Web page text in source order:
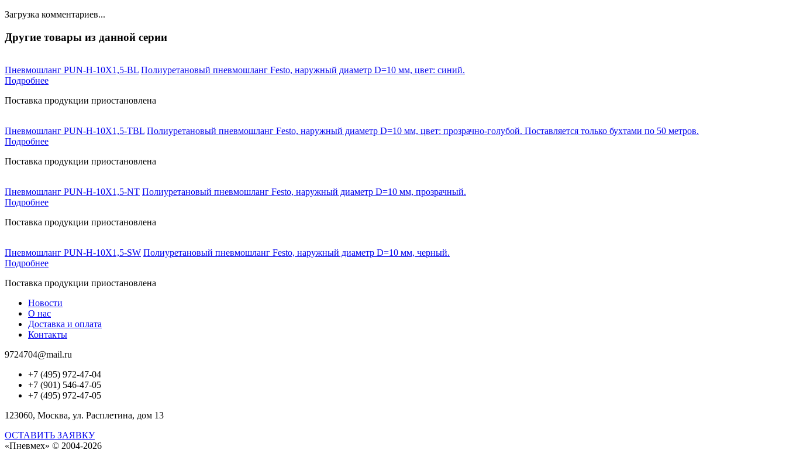
Загрузка комментариев...
Другие товары из данной серии
Пневмошланг PUN-H-10X1,5-BL Полиуретановый пневмошланг Festo, наружный диаметр D=10 мм, цвет: синий.
Подробнее
Поставка продукции приостановлена
Пневмошланг PUN-H-10X1,5-TBL Полиуретановый пневмошланг Festo, наружный диаметр D=10 мм, цвет: прозрачно-голубой. Поставляется только бухтами по 50 метров.
Подробнее
Поставка продукции приостановлена
Пневмошланг PUN-H-10X1,5-NT Полиуретановый пневмошланг Festo, наружный диаметр D=10 мм, прозрачный.
Подробнее
Поставка продукции приостановлена
Пневмошланг PUN-H-10X1,5-SW Полиуретановый пневмошланг Festo, наружный диаметр D=10 мм, черный.
Подробнее
Поставка продукции приостановлена
Новости
О нас
Доставка и оплата
Контакты
9724704@mail.ru
+7 (495) 972-47-04
+7 (901) 546-47-05
+7 (495) 972-47-05
123060, Москва, ул. Расплетина, дом 13
ОСТАВИТЬ ЗАЯВКУ
«Пневмех» © 2004-2026